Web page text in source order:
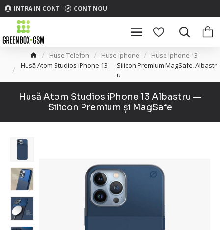
INTRA IN CONT CONT NOU
Huse Telefon Huse Iphone
Huse Iphone 13
Husă Atom Studios iPhone 13 — Silicon Premium MagSafe, Albastr
u
Husă Atom Studios iPhone 13 Albastru —
Silicon Premium și MagSafe